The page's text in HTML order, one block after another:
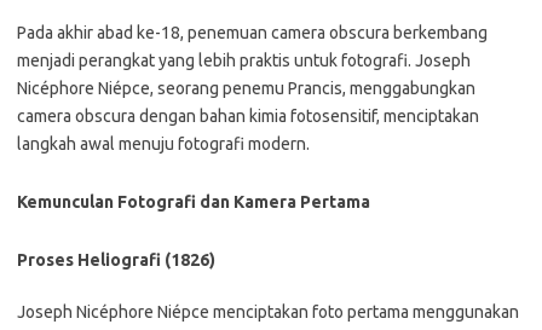
Pada akhir abad ke-18, penemuan camera obscura berkembang
menjadi perangkat yang lebih praktis untuk fotografi. Joseph
Nicéphore Niépce, seorang penemu Prancis, menggabungkan
camera obscura dengan bahan kimia fotosensitif, menciptakan
langkah awal menuju fotografi modern.
Kemunculan Fotografi dan Kamera Pertama
Proses Heliografi (1826)
Joseph Nicéphore Niépce menciptakan foto pertama menggunakan